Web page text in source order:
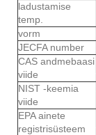
ladustamise
temp.
vorm
JECFA number
CAS andmebaasi
viide
NIST -keemia
viide
EPA ainete
registrisüsteem